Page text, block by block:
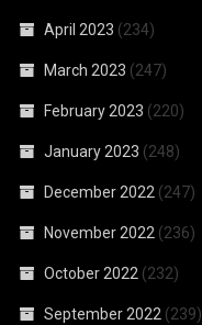
April 2023 (234)
March 2023 (247)
February 2023 (220)
January 2023 (248)
December 2022 (247)
November 2022 (236)
October 2022 (232)
September 2022 (239)